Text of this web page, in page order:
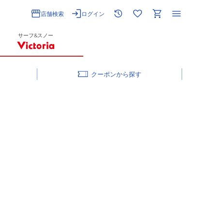
店舗検索 ログイン
サーフ&スノー
クーポン